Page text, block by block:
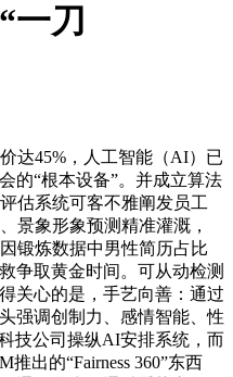
一刀
45%，人工智能（AI）已
的“根本设备”。并成立算法
估系统可客不雅阐发员工
景象形象预测精准灌溉，
锻炼数据中男性简历占比
争取黄金时间。可从动检测
关心的是，手艺向善：通过
强调创制力、感情智能、性
技公司操纵AI安排系统，而
出的“Fairness 360”东西